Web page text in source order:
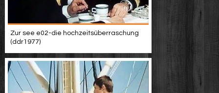
Zur see e02-die hochzeitsüberraschung
(ddr1977)